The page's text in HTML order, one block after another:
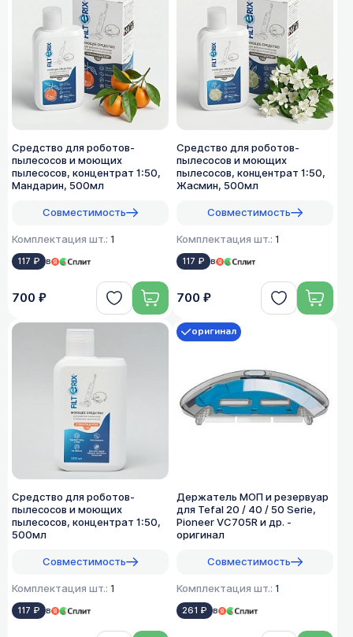
Средство для роботов-
пылесосов и моющих
пылесосов, концентрат 1:50,
Мандарин, 500мл
Совместимость
Комплектация шт.: 1
117 ₽ в
700 ₽
Средство для роботов-
пылесосов и моющих
пылесосов, концентрат 1:50,
Жасмин, 500мл
Совместимость
Комплектация шт.: 1
117 ₽ в
700 ₽
Средство для роботов-
пылесосов и моющих
пылесосов, концентрат 1:50,
500мл
Совместимость
Комплектация шт.: 1
117 ₽ в
Держатель МОП и резервуар
для Tefal 20 / 40 / 50 Serie,
Pioneer VC705R и др. -
оригинал
Совместимость
Комплектация шт.: 1
261 ₽ в
оригинал